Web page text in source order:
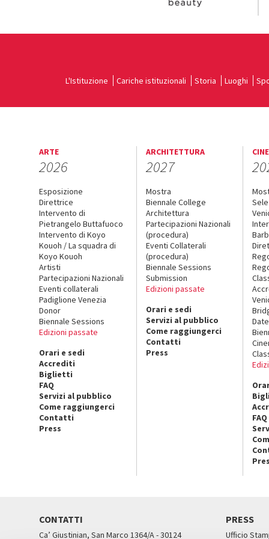
L'Istituzione Cariche istituzionali Storia Luoghi
ARTE
2026
Esposizione
Direttrice
Intervento di
Pietrangelo Buttafuoco
Intervento di Koyo
Kouoh / La squadra di
Koyo Kouoh
Artisti
Partecipazioni Nazionali
Eventi collaterali
Padiglione Venezia
Donor
Biennale Sessions
Edizioni passate
Orari e sedi
Accrediti
Biglietti
FAQ
Servizi al pubblico
Come raggiungerci
Contatti
Press
ARCHITETTURA
2027
Mostra
Biennale College
Architettura
Partecipazioni Nazionali
(procedura)
Eventi Collaterali
(procedura)
Biennale Sessions
Submission
Edizioni passate
Orari e sedi
Servizi al pubblico
Come raggiungerci
Contatti
Press
FAQ
CONTATTI
Ca’ Giustinian, San Marco 1364/A - 30124
PRESS
Ufficio